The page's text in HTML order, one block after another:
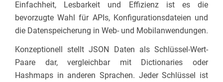
Einfachheit, Lesbarkeit und Effizienz ist es die
bevorzugte Wahl für APIs, Konfigurationsdateien und
die Datenspeicherung in Web- und Mobilanwendungen.
Konzeptionell stellt JSON Daten als Schlüssel-Wert-
Paare dar, vergleichbar mit Dictionaries oder
Hashmaps in anderen Sprachen. Jeder Schlüssel ist